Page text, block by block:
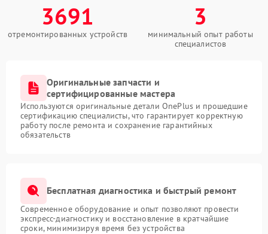
3691
отремонтированных устройств
3
минимальный опыт работы
специалистов
Оригинальные запчасти и
сертифицированные мастера
Используются оригинальные детали OnePlus и прошедшие
сертификацию специалисты, что гарантирует корректную
работу после ремонта и сохранение гарантийных
обязательств
Бесплатная диагностика и быстрый ремонт
Современное оборудование и опыт позволяют провести
экспресс-диагностику и восстановление в кратчайшие
сроки, минимизируя время без устройства